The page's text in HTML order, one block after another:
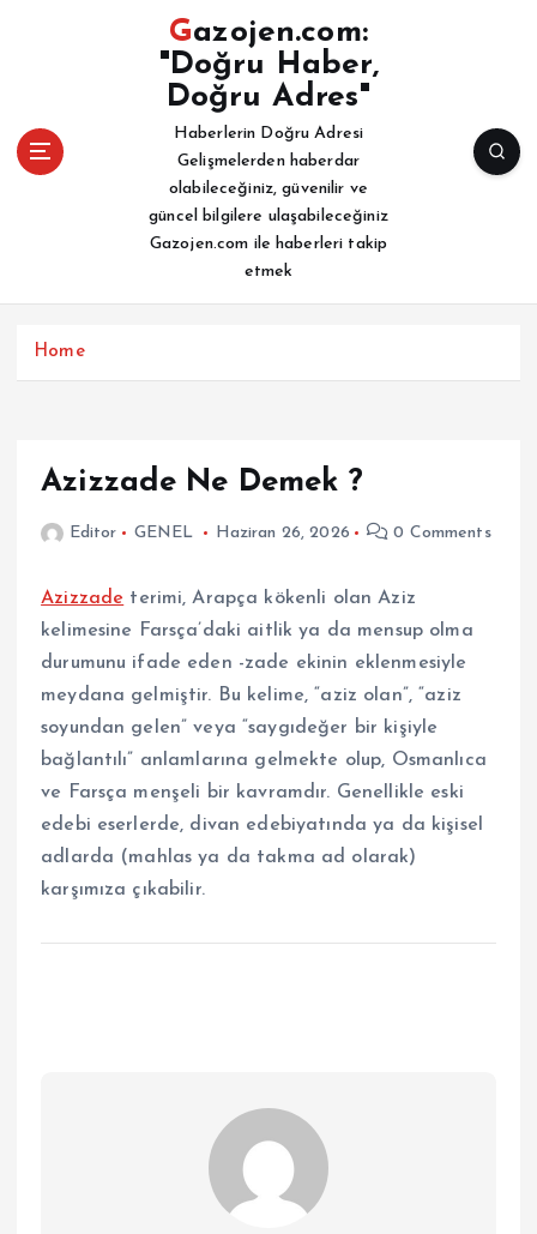
Gazojen.com:
"Doğru Haber,
Doğru Adres"
Haberlerin Doğru Adresi
Gelişmelerden haberdar
olabileceğiniz, güvenilir ve
güncel bilgilere ulaşabileceğiniz
Gazojen.com ile haberleri takip
etmek
Home
Azizzade Ne Demek ?
Editor GENEL Haziran 26, 2026 0 Comments
Azizzade terimi, Arapça kökenli olan Aziz
kelimesine Farsça’daki aitlik ya da mensup olma
durumunu ifade eden -zade ekinin eklenmesiyle
meydana gelmiştir. Bu kelime, “aziz olan”, “aziz
soyundan gelen” veya “saygıdeğer bir kişiyle
bağlantılı” anlamlarına gelmekte olup, Osmanlıca
ve Farsça menşeli bir kavramdır. Genellikle eski
edebi eserlerde, divan edebiyatında ya da kişisel
adlarda (mahlas ya da takma ad olarak)
karşımıza çıkabilir.